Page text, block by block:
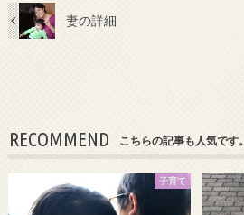
妻の詳細
RECOMMEND こちらの記事も人気です。
子育て